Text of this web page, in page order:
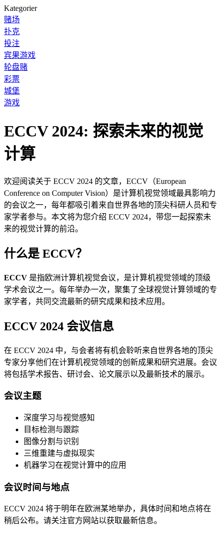
Kategorier
赌场
扑克
投注
宾果游戏
轮盘赌
彩票
城堡
游戏
ECCV 2024: 探索未来的视觉
计算
欢迎阅读关于 ECCV 2024 的文章，ECCV（European
Conference on Computer Vision）是计算机视觉领域最具影响力
的会议之一，每年都吸引着来自世界各地的顶尖科研人员和专
家学者参与。本文将为您介绍 ECCV 2024，带您一起探索未
来的视觉计算的前沿。
什么是 ECCV？
ECCV 是指欧洲计算机视觉会议，是计算机视觉领域的顶级
学术会议之一。每年举办一次，聚集了全球视觉计算领域的专
家学者，共同交流最新的研究成果和技术应用。
ECCV 2024 会议信息
在 ECCV 2024 中，与会者将有机会聆听来自世界各地的顶尖
专家分享他们在计算机视觉领域的创新成果和研究进展。会议
将包括学术报告、研讨会、论文展示以及最新技术的展示。
会议主题
深度学习与视觉感知
目标检测与跟踪
图像分割与识别
三维重建与虚拟现实
机器学习在视觉计算中的应用
会议时间与地点
ECCV 2024 将于明年在欧洲某地举办，具体时间和地点将在
稍后公布。请关注官方网站以获取最新信息。